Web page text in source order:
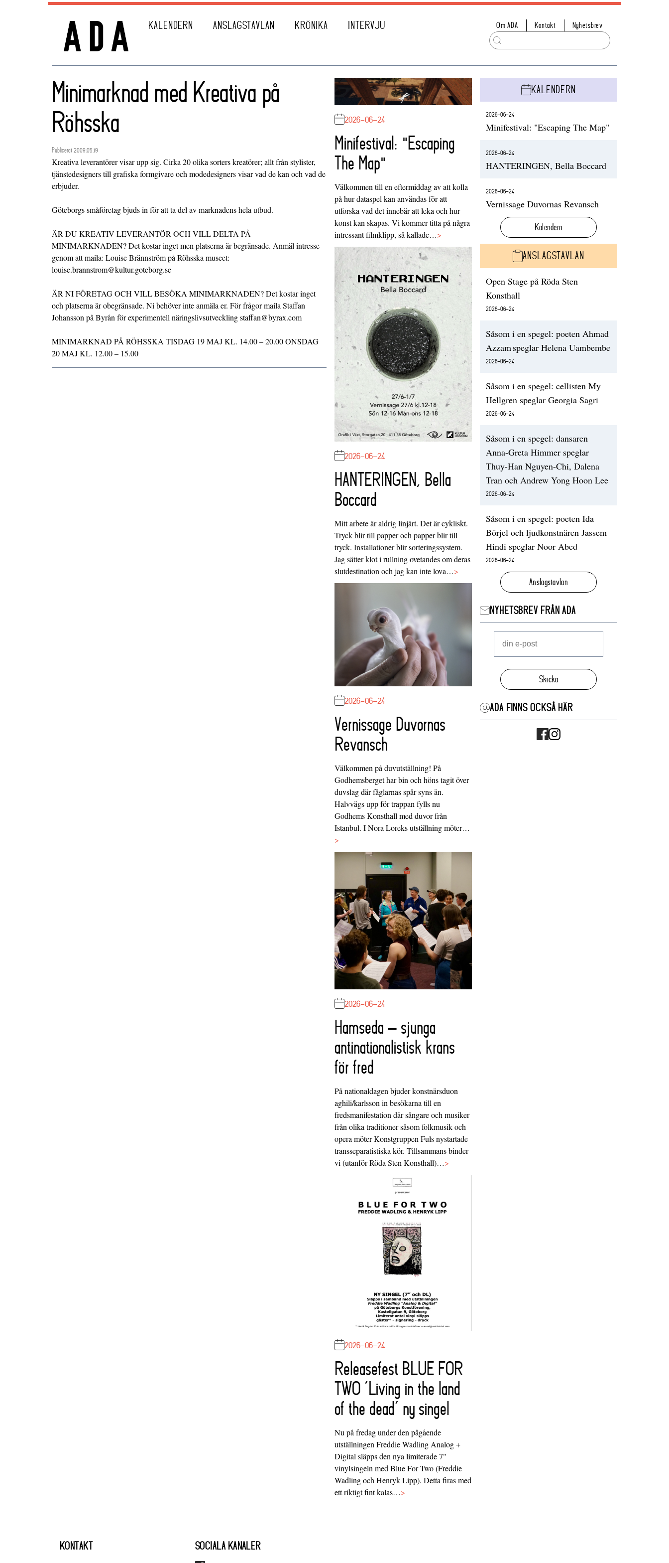
KALENDERN ANSLAGSTAVLAN KRÖNIKA INTERVJU Om ADA Kontakt Nyhetsbrev
Minimarknad med Kreativa på
Röhsska
Publicerat 2009.05.19
Kreativa leverantörer visar upp sig. Cirka 20 olika sorters kreatörer; allt från stylister,
tjänstedesigners till grafiska formgivare och modedesigners visar vad de kan och vad de
erbjuder.
Göteborgs småföretag bjuds in för att ta del av marknadens hela utbud.
ÄR DU KREATIV LEVERANTÖR OCH VILL DELTA PÅ
MINIMARKNADEN? Det kostar inget men platserna är begränsade. Anmäl intresse
genom att maila: Louise Brännström på Röhsska museet:
louise.brannstrom@kultur.goteborg.se
ÄR NI FÖRETAG OCH VILL BESÖKA MINIMARKNADEN? Det kostar inget
och platserna är obegränsade. Ni behöver inte anmäla er. För frågor maila Staffan
Johansson på Byrån för experimentell näringslivsutveckling staffan@byrax.com
MINIMARKNAD PÅ RÖHSSKA TISDAG 19 MAJ KL. 14.00 – 20.00 ONSDAG
20 MAJ KL. 12.00 – 15.00
2026-06-24
Minifestival: "Escaping
The Map"
Välkommen till en eftermiddag av att kolla
på hur dataspel kan användas för att
utforska vad det innebär att leka och hur
konst kan skapas. Vi kommer titta på några
intressant filmklipp, så kallade…>
2026-06-24
HANTERINGEN, Bella
Boccard
Mitt arbete är aldrig linjärt. Det är cykliskt.
Tryck blir till papper och papper blir till
tryck. Installationer blir sorteringssystem.
Jag sätter klot i rullning ovetandes om deras
slutdestination och jag kan inte lova…>
2026-06-24
Vernissage Duvornas
Revansch
Välkommen på duvutställning! På
Godhemsberget har bin och höns tagit över
duvslag där fåglarnas spår syns än.
Halvvägs upp för trappan fylls nu
Godhems Konsthall med duvor från
Istanbul. I Nora Loreks utställning möter…
>
2026-06-24
Hamseda – sjunga
antinationalistisk krans
för fred
På nationaldagen bjuder konstnärsduon
aghili/karlsson in besökarna till en
fredsmanifestation där sångare och musiker
från olika traditioner såsom folkmusik och
opera möter Konstgruppen Fuls nystartade
transseparatistiska kör. Tillsammans binder
vi (utanför Röda Sten Konsthall)…>
2026-06-24
Releasefest BLUE FOR
TWO ‘Living in the land
of the dead’ ny singel
Nu på fredag under den pågående
utställningen Freddie Wadling Analog +
Digital släpps den nya limiterade 7"
vinylsingeln med Blue For Two (Freddie
Wadling och Henryk Lipp). Detta firas med
ett riktigt fint kalas…>
KALENDERN
2026-06-24
Minifestival: "Escaping The Map"
2026-06-24
HANTERINGEN, Bella Boccard
2026-06-24
Vernissage Duvornas Revansch
Kalendern
ANSLAGSTAVLAN
Open Stage på Röda Sten
Konsthall
2026-06-24
Såsom i en spegel: poeten Ahmad
Azzam speglar Helena Uambembe
2026-06-24
Såsom i en spegel: cellisten My
Hellgren speglar Georgia Sagri
2026-06-24
Såsom i en spegel: dansaren
Anna-Greta Himmer speglar
Thuy-Han Nguyen-Chi, Dalena
Tran och Andrew Yong Hoon Lee
2026-06-24
Såsom i en spegel: poeten Ida
Börjel och ljudkonstnären Jassem
Hindi speglar Noor Abed
2026-06-24
Anslagstavlan
NYHETSBREV FRÅN ADA
Skicka
ADA FINNS OCKSÅ HÄR
KONTAKT SOCIALA KANALER